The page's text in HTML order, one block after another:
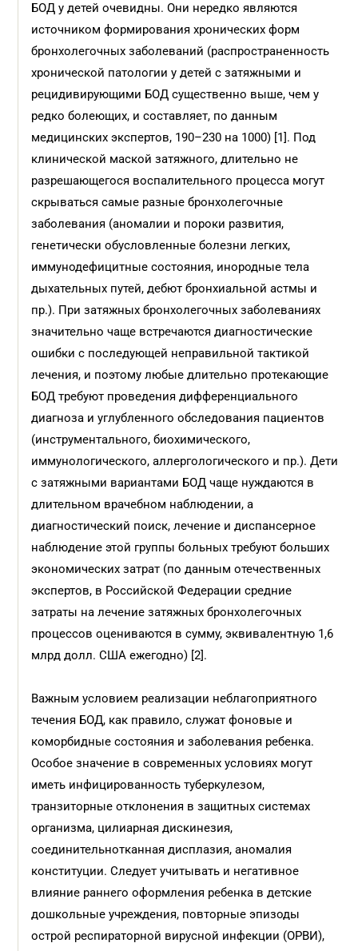
БОД у детей очевидны. Они нередко являются
источником формирования хронических форм
бронхолегочных заболеваний (распространенность
хронической патологии у детей с затяжными и
рецидивирующими БОД существенно выше, чем у
редко болеющих, и составляет, по данным
медицинских экспертов, 190–230 на 1000) [1]. Под
клинической маской затяжного, длительно не
разрешающегося воспалительного процесса могут
скрываться самые разные бронхолегочные
заболевания (аномалии и пороки развития,
генетически обусловленные болезни легких,
иммунодефицитные состояния, инородные тела
дыхательных путей, дебют бронхиальной астмы и
пр.). При затяжных бронхолегочных заболеваниях
значительно чаще встречаются диагностические
ошибки с последующей неправильной тактикой
лечения, и поэтому любые длительно протекающие
БОД требуют проведения дифференциального
диагноза и углубленного обследования пациентов
(инструментального, биохимического,
иммунологического, аллергологического и пр.). Дети
с затяжными вариантами БОД чаще нуждаются в
длительном врачебном наблюдении, а
диагностический поиск, лечение и диспансерное
наблюдение этой группы больных требуют больших
экономических затрат (по данным отечественных
экспертов, в Российской Федерации средние
затраты на лечение затяжных бронхолегочных
процессов оцениваются в сумму, эквивалентную 1,6
млрд долл. США ежегодно) [2].
Важным условием реализации неблагоприятного
течения БОД, как правило, служат фоновые и
коморбидные состояния и заболевания ребенка.
Особое значение в современных условиях могут
иметь инфицированность туберкулезом,
транзиторные отклонения в защитных системах
организма, цилиарная дискинезия,
соединительнотканная дисплазия, аномалия
конституции. Следует учитывать и негативное
влияние раннего оформления ребенка в детские
дошкольные учреждения, повторные эпизоды
острой респираторной вирусной инфекции (ОРВИ),